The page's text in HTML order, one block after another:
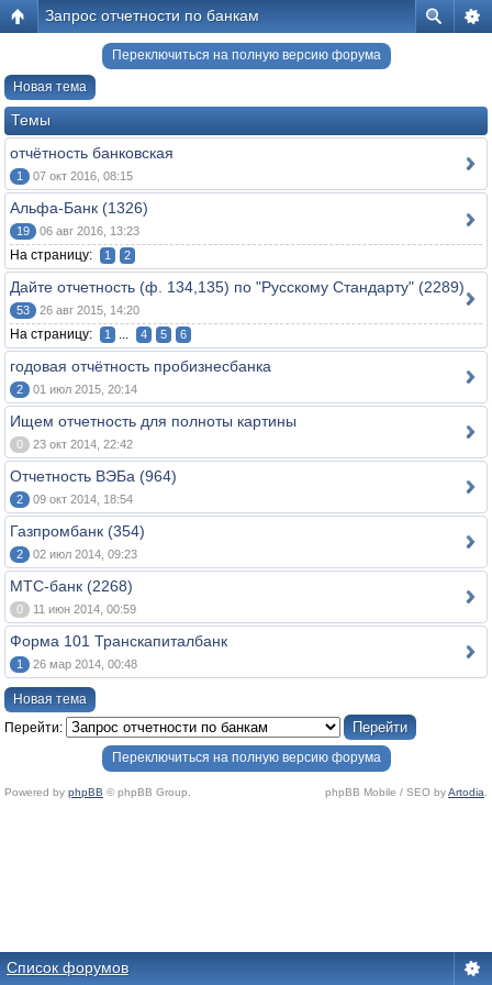
Запрос отчетности по банкам
Переключиться на полную версию форума
Новая тема
Темы
отчётность банковская
1 07 окт 2016, 08:15
Альфа-Банк (1326)
19 06 авг 2016, 13:23
На страницу: 1 2
Дайте отчетность (ф. 134,135) по "Русскому Стандарту" (2289)
53 26 авг 2015, 14:20
На страницу: 1 ... 4 5 6
годовая отчётность пробизнесбанка
2 01 июл 2015, 20:14
Ищем отчетность для полноты картины
0 23 окт 2014, 22:42
Отчетность ВЭБа (964)
2 09 окт 2014, 18:54
Газпромбанк (354)
2 02 июл 2014, 09:23
МТС-банк (2268)
0 11 июн 2014, 00:59
Форма 101 Транскапиталбанк
1 26 мар 2014, 00:48
Новая тема
Перейти:
Переключиться на полную версию форума
Powered by phpBB © phpBB Group. phpBB Mobile / SEO byArtodia
Список форумов